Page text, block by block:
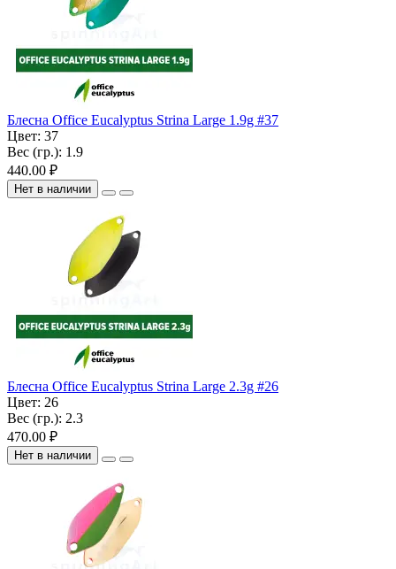
Блесна Office Eucalyptus Strina Large 1.9g #37
Цвет: 37
Вес (гр.): 1.9
440.00 ₽
Нет в наличии
Блесна Office Eucalyptus Strina Large 2.3g #26
Цвет: 26
Вес (гр.): 2.3
470.00 ₽
Нет в наличии